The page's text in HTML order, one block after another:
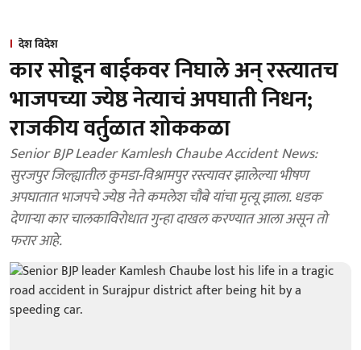
देश विदेश
कार सोडून बाईकवर निघाले अन् रस्त्यातच
भाजपच्या ज्येष्ठ नेत्याचं अपघाती निधन;
राजकीय वर्तुळात शोककळा
Senior BJP Leader Kamlesh Chaube Accident News:
सुरजपुर जिल्ह्यातील कुमडा-विश्रामपुर रस्त्यावर झालेल्या भीषण
अपघातात भाजपचे ज्येष्ठ नेते कमलेश चौबे यांचा मृत्यू झाला. धडक
देणाऱ्या कार चालकाविरोधात गुन्हा दाखल करण्यात आला असून तो
फरार आहे.